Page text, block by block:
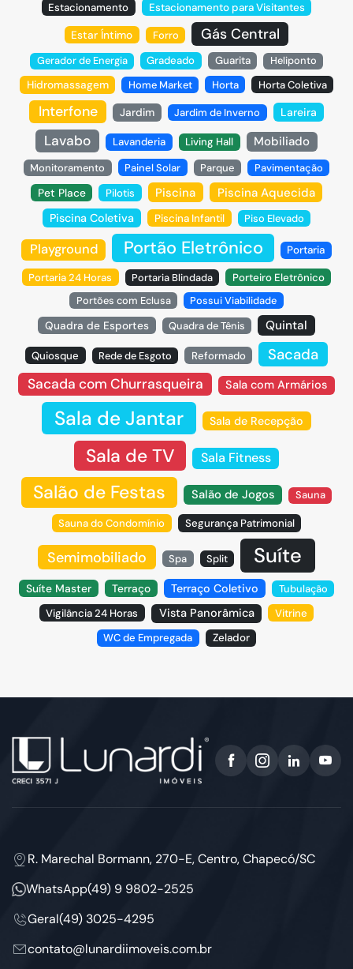
Estacionamento
Estacionamento para Visitantes
Estar Íntimo Forro Gás Central
Gerador de Energia Gradeado Guarita
Heliponto
Hidromassagem
Home Market Horta Horta Coletiva
Interfone Jardim Jardim de Inverno Lareira
Lavabo Lavanderia Living Hall Mobiliado
Monitoramento Painel Solar Parque Pavimentação
Pet Place Pilotis Piscina Piscina Aquecida
Piscina Coletiva Piscina Infantil Piso Elevado
Playground Portão Eletrônico Portaria
Portaria 24 Horas Portaria Blindada
Porteiro Eletrônico
Portões com Eclusa
Possui Viabilidade
Quadra de Esportes
Quadra de Tênis Quintal
Quiosque Rede de Esgoto Reformado Sacada
Sacada com Churrasqueira Sala com Armários
Sala de Jantar Sala de Recepção
Sala de TV Sala Fitness
Salão de Festas Salão de Jogos Sauna
Sauna do Condomínio Segurança Patrimonial
Semimobiliado Spa Split Suíte
Suíte Master Terraço Terraço Coletivo
Tubulação
Vigilância 24 Horas
Vista Panorâmica
Vitrine
WC de Empregada
Zelador
R. Marechal Bormann, 270-E, Centro, Chapecó/SC
WhatsApp(49) 9 9802-2525
Geral(49) 3025-4295
contato@lunardiimoveis.com.br